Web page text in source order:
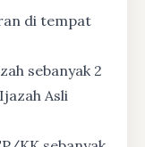
di tempat
sebanyak 2
Asli